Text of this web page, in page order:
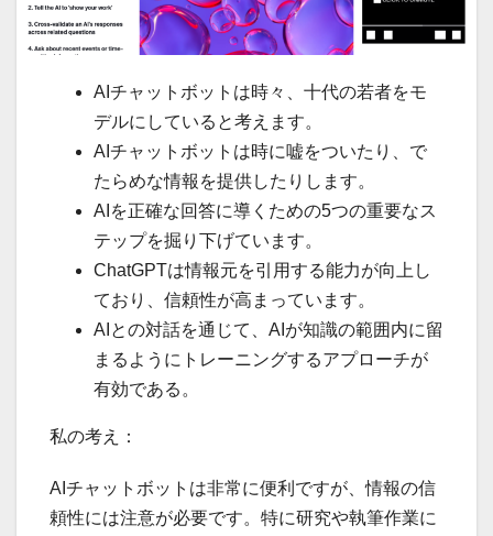
AIチャットボットは時々、十代の若者をモ
デルにしていると考えます。
AIチャットボットは時に嘘をついたり、で
たらめな情報を提供したりします。
AIを正確な回答に導くための5つの重要なス
テップを掘り下げています。
ChatGPTは情報元を引用する能力が向上し
ており、信頼性が高まっています。
AIとの対話を通じて、AIが知識の範囲内に留
まるようにトレーニングするアプローチが
有効である。
私の考え：
AIチャットボットは非常に便利ですが、情報の信
頼性には注意が必要です。特に研究や執筆作業に